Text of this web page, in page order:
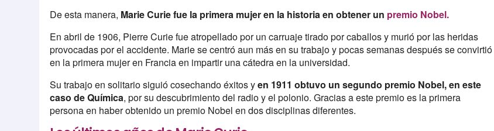
De esta manera, Marie Curie fue la primera mujer en la historia en obtener un premio Nobel.
En abril de 1906, Pierre Curie fue atropellado por un carruaje tirado por caballos y murió por las heridas
provocadas por el accidente. Marie se centró aun más en su trabajo y pocas semanas después se convirtió
en la primera mujer en Francia en impartir una cátedra en la universidad.
Su trabajo en solitario siguió cosechando éxitos yen 1911 obtuvo un segundo premio Nobel, en este
caso de Química, por su descubrimiento del radio y el polonio. Gracias a este premio es la primera
persona en haber obtenido un premio Nobel en dos disciplinas diferentes.